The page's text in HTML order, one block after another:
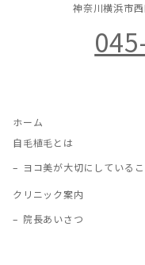
神奈川横浜市
ホーム
自毛植毛とは
ヨコ美が大切にしているこ
クリニック案内
院長あいさつ